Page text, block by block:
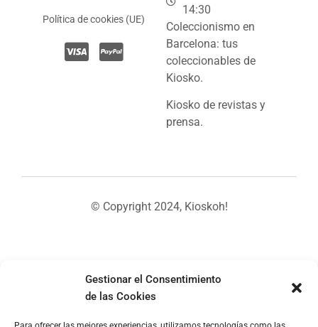
Gestionar el Consentimiento
de las Cookies
Política de cookies (UE)
14:30
Coleccionismo en
Barcelona: tus
coleccionables de
Kiosko.
Kiosko de revistas y
prensa.
© Copyright 2024, Kioskoh!